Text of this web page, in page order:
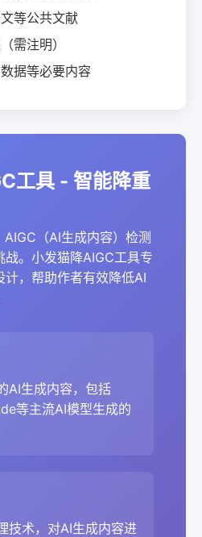
等公共文献
需注明）
据等必要内容
工具 - 智能降重
（AI生成内容）检测
战。小发猫降AIGC工具专
计，帮助作者有效降低AI
AI生成内容，包括
等主流AI模型生成的
技术，对AI生成内容进